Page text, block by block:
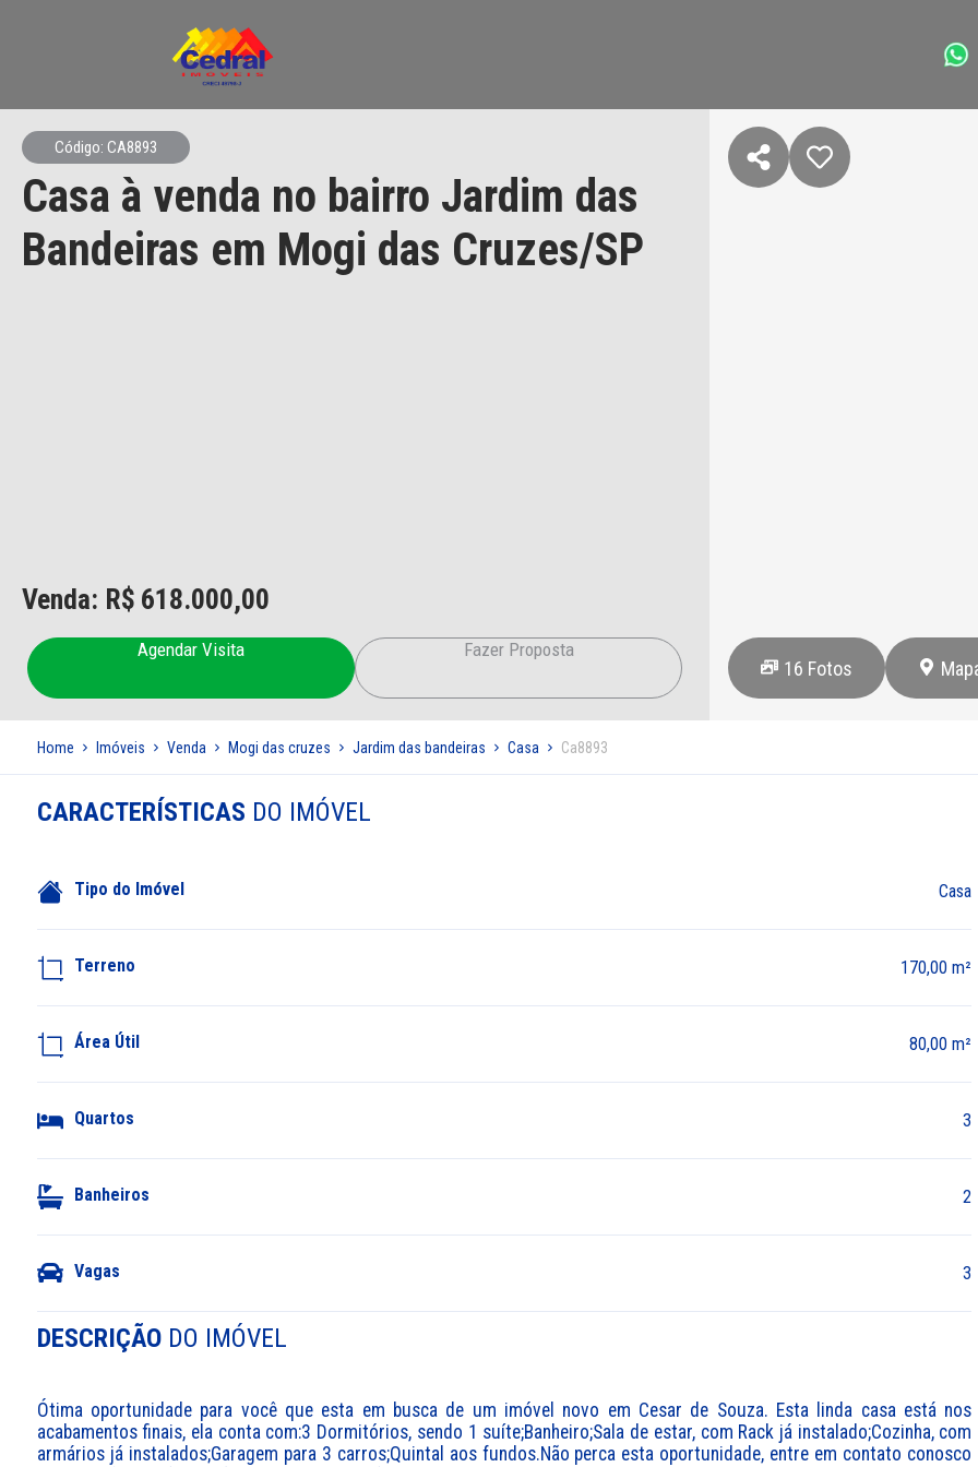
Código: CA8893
Casa à venda no bairro Jardim das
Bandeiras em Mogi das Cruzes/SP
Venda: R$ 618.000,00
Agendar Visita Fazer Proposta
16 Fotos
Home Imóveis Venda Mogi das cruzes Jardim das bandeiras Casa Ca8893
CARACTERÍSTICAS DO IMÓVEL
Tipo do Imóvel Casa
Terreno 170,00 m²
Área Útil 80,00 m²
Quartos 3
Banheiros 2
Vagas 3
DESCRIÇÃO DO IMÓVEL
Ótima oportunidade para você que esta em busca de um imóvel novo em Cesar de Souza. Esta linda casa está nos
acabamentos finais, ela conta com:3 Dormitórios, sendo 1 suíte;Banheiro;Sala de estar, com Rack já instalado;Cozinha, com
armários já instalados;Garagem para 3 carros;Quintal aos fundos.Não perca esta oportunidade, entre em contato conosco